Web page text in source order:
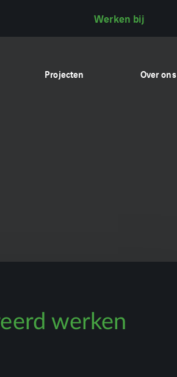
Werken bij
Projecten Over ons
werken